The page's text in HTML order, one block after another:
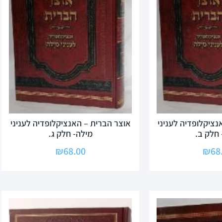
לעניני
חלק ב.
₪
אוצר הברית – האנציקלופדיה לעניני
מילה- חלק ג.
₪68.00